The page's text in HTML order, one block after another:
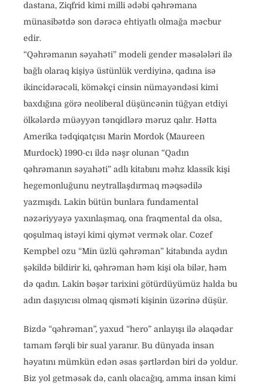
dastana, Ziqfrid kimi milli ədəbi qəhrəmana
münasibətdə son dərəcə ehtiyatlı olmağa məcbur
edir.
“Qəhrəmanın səyahəti” modeli gender məsələləri ilə
bağlı olaraq kişiyə üstünlük verdiyinə, qadına isə
ikincidərəcəli, köməkçi cinsin nümayəndəsi kimi
baxdığına görə neoliberal düşüncənin tüğyan etdiyi
ölkələrdə müəyyən tənqidlərə məruz qalır. Hətta
Amerika tədqiqatçısı Marin Mordok (Maureen
Murdock) 1990-cı ildə nəşr olunan “Qadın
qəhrəmanın səyahəti” adlı kitabını məhz klassik kişi
hegemonluğunu neytrallaşdırmaq məqsədilə
yazmışdı. Lakin bütün bunlara fundamental
nəzəriyyəyə yaxınlaşmaq, ona fraqmental da olsa,
qoşulmaq istəyi kimi qiymət vermək olar. Cozef
Kempbel ozu “Min üzlü qəhrəman” kitabında aydın
şəkildə bildirir ki, qəhrəman həm kişi ola bilər, həm
də qadın. Lakin bəşər tarixini götürdüyümüz halda bu
adın daşıyıcısı olmaq qisməti kişinin üzərinə düşür.
Bizdə “qəhrəman”, yaxud “hero” anlayışı ilə əlaqədar
tamam fərqli bir sual yaranır. Bu dünyada insan
həyatını mümkün edən əsas şərtlərdən biri də yoldur.
Biz yol getməsək də, canlı olacağıq, amma insan kimi